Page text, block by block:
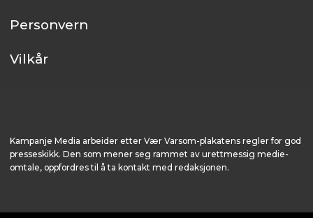
Personvern
Vilkår
Kampanje Media arbeider etter Vær Varsom-plakatens regler for god
presseskikk. Den som mener seg rammet av urettmessig medie­
omtale, oppfordres til å ta kontakt med redaksjonen.